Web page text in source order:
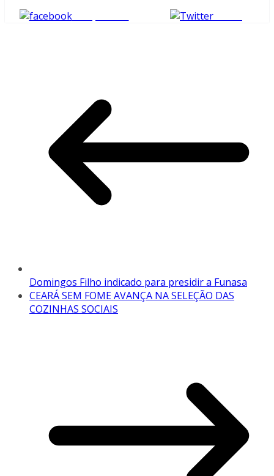
Compartilhe
Domingos Filho indicado para presidir a Funasa
CEARÁ SEM FOME AVANÇA NA SELEÇÃO DAS
COZINHAS SOCIAIS